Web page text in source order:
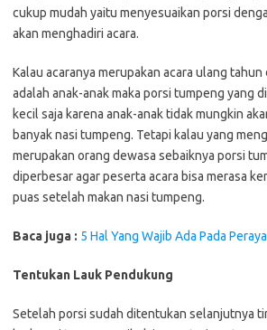
cukup mudah yaitu menyesuaikan porsi
akan menghadiri acara.
Kalau acaranya merupakan acara ulang tahun
adalah anak-anak maka porsi tumpeng yang
kecil saja karena anak-anak tidak mungkin
banyak nasi tumpeng. Tetapi kalau yang
merupakan orang dewasa sebaiknya porsi
diperbesar agar peserta acara bisa merasa
puas setelah makan nasi tumpeng.
Baca juga : 5 Hal Yang Wajib Ada Pada
Tentukan Lauk Pendukung
Setelah porsi sudah ditentukan selanjutnya